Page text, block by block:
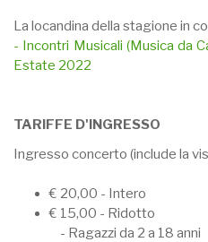
La locandina della stagione in
- Incontri Musicali (Musica da
Estate 2022
TARIFFE D'INGRESSO
Ingresso concerto (include la
€ 20,00 - Intero
€ 15,00 - Ridotto
- Ragazzi da 2 a 18 anni